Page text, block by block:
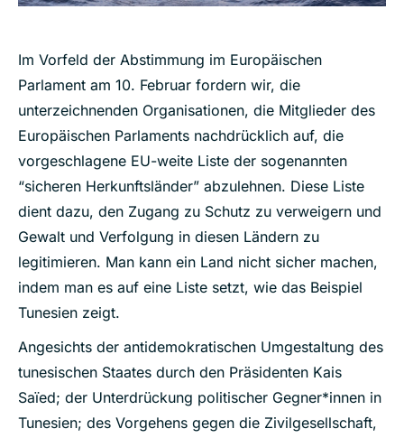
Im Vorfeld der Abstimmung im Europäischen
Parlament am 10. Februar fordern wir, die
unterzeichnenden Organisationen, die Mitglieder des
Europäischen Parlaments nachdrücklich auf, die
vorgeschlagene EU-weite Liste der sogenannten
“sicheren Herkunftsländer” abzulehnen. Diese Liste
dient dazu, den Zugang zu Schutz zu verweigern und
Gewalt und Verfolgung in diesen Ländern zu
legitimieren. Man kann ein Land nicht sicher machen,
indem man es auf eine Liste setzt, wie das Beispiel
Tunesien zeigt.
Angesichts der antidemokratischen Umgestaltung des
tunesischen Staates durch den Präsidenten Kais
Saïed; der Unterdrückung politischer Gegner*innen in
Tunesien; des Vorgehens gegen die Zivilgesellschaft,